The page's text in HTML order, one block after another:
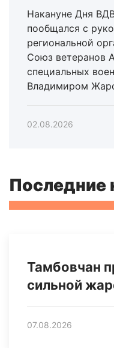
Накануне Дня
пообщался с
региональной
Союз ветеранов
специальных
Владимиром
02.08.2026
Последние
Тамбовчан
сильной
07.08.2026